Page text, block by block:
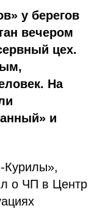
у берегов
вечером
цех.
На
и
Курилы»,
о ЧП в Центр